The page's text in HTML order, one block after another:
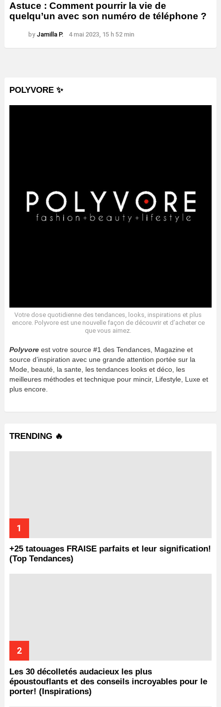
Astuce : Comment pourrir la vie de
quelqu’un avec son numéro de téléphone ?
by Jamilla P. 4 mai 2023, 15 h 52 min
POLYVORE ✨
Votre dose quotidienne des tendances, looks, inspirations et plus
encore. Polyvore est une nouvelle façon de découvrir et d’acheter ce
que vous aimez.
Polyvore est votre source #1 des Tendances, Magazine et
source d’inspiration avec une grande attention portée sur la
Mode, beauté, la sante, les tendances looks et déco, les
meilleures méthodes et technique pour mincir, Lifestyle, Luxe et
plus encore.
TRENDING 🔥
+25 tatouages ​​FRAISE parfaits et leur signification!
(Top Tendances)
Les 30 décolletés audacieux les plus
époustouflants et des conseils incroyables pour le
porter! (Inspirations)